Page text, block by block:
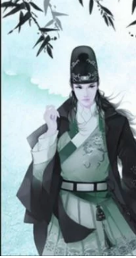
居家生活 3C家
女裝
日本購物 電子/紙
HOT